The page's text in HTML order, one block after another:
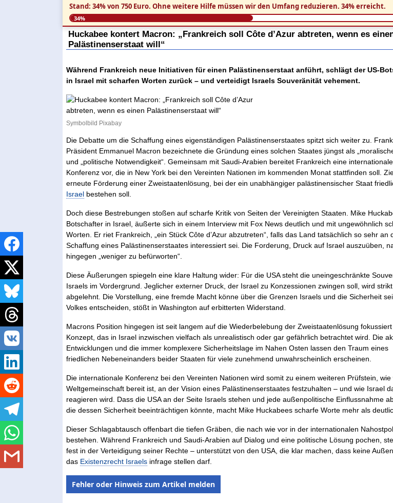
Stand: 34% von 750 Euro. Ohne weitere Hilfe müssen wir den Umfang reduzieren. 34% erreicht.
34%
Huckabee kontert Macron: „Frankreich soll Côte d’Azur abtreten, wenn es
Palästinenserstaat will“
Während Frankreich neue Initiativen für einen Palästinenserstaat anführt, schlägt der US-
in Israel mit scharfen Worten zurück – und verteidigt Israels Souveränität vehement.
Symbolbild Pixabay
Die Debatte um die Schaffung eines eigenständigen Palästinenserstaates spitzt sich weiter zu.
Präsident Emmanuel Macron bezeichnete die Gründung eines solchen Staates jüngst als
und „politische Notwendigkeit“. Gemeinsam mit Saudi-Arabien bereitet Frankreich eine internationale
Konferenz vor, die in New York bei den Vereinten Nationen im kommenden Monat stattfinden soll.
erneute Förderung einer Zweistaatenlösung, bei der ein unabhängiger palästinensischer Staat
Israel bestehen soll.
Doch diese Bestrebungen stoßen auf scharfe Kritik von Seiten der Vereinigten Staaten. Mike
Botschafter in Israel, äußerte sich in einem Interview mit Fox News deutlich und mit ungewöhnlich
Worten. Er riet Frankreich, „ein Stück Côte d’Azur abzutreten“, falls das Land tatsächlich so sehr an
Schaffung eines Palästinenserstaates interessiert sei. Die Forderung, Druck auf Israel auszuüben,
hingegen „weniger zu befürworten“.
Diese Äußerungen spiegeln eine klare Haltung wider: Für die USA steht die uneingeschränkte
Israels im Vordergrund. Jeglicher externer Druck, der Israel zu Konzessionen zwingen soll, wird strikt
abgelehnt. Die Vorstellung, eine fremde Macht könne über die Grenzen Israels und die Sicherheit
Volkes entscheiden, stößt in Washington auf erbitterten Widerstand.
Macrons Position hingegen ist seit langem auf die Wiederbelebung der Zweistaatenlösung
Konzept, das in Israel inzwischen vielfach als unrealistisch oder gar gefährlich betrachtet wird. Die
Entwicklungen und die immer komplexere Sicherheitslage im Nahen Osten lassen den Traum eines
friedlichen Nebeneinanders beider Staaten für viele zunehmend unwahrscheinlich erscheinen.
Die internationale Konferenz bei den Vereinten Nationen wird somit zu einem weiteren Prüfstein, wie
Weltgemeinschaft bereit ist, an der Vision eines Palästinenserstaates festzuhalten – und wie Israel
reagieren wird. Dass die USA an der Seite Israels stehen und jede außenpolitische Einflussnahme
die dessen Sicherheit beeinträchtigen könnte, macht Mike Huckabees scharfe Worte mehr als
Dieser Schlagabtausch offenbart die tiefen Gräben, die nach wie vor in der internationalen
bestehen. Während Frankreich und Saudi-Arabien auf Dialog und eine politische Lösung pochen,
fest in der Verteidigung seiner Rechte – unterstützt von den USA, die klar machen, dass keine
das Existenzrecht Israels infrage stellen darf.
Fehler oder Hinweis zum Artikel melden